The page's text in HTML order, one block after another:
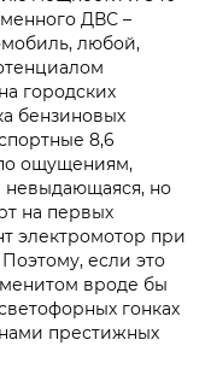
ДВС –
любой,
городских
бензиновых
8,6
по ощущениям,
невыдающаяся, но
на первых
электромотор при
если это
вроде бы
гонках
престижных